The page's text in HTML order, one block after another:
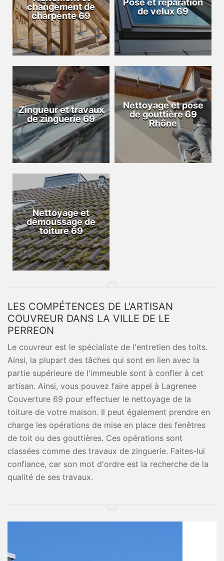
changement de
charpente 69
Pose et réparation
de velux 69
Zingueur et travaux
de zinguerie 69
Nettoyage et pose
de gouttière 69
Rhône
Nettoyage et
démoussage de
toiture 69
LES COMPÉTENCES DE L'ARTISAN
COUVREUR DANS LA VILLE DE LE
PERREON
Le couvreur est le spécialiste de l'entretien des toits.
Ainsi, la plupart des tâches qui sont en lien avec la
partie supérieure de l'immeuble sont à confier à cet
artisan. Ainsi, vous pouvez faire appel à Lagrenee
Couverture 69 pour effectuer le nettoyage de la
toiture de votre maison. Il peut également prendre en
charge les opérations de mise en place des fenêtres
de toit ou des gouttières. Ces opérations sont
classées comme des travaux de zinguerie. Faites-lui
confiance, car son mot d'ordre est la recherche de la
qualité de ses travaux.